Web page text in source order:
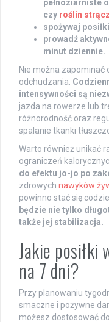
pełnoziarniste
czy roślin
spożywaj
prowadź
minut dziennie.
Nie można zapominać
odchudzania.
intensywności są
jazda na rowerze lub
różnorodność oraz
spalanie tkanki
Warto również unikać
ograniczeń
do efektu jo-jo po
zdrowych nawyków
powinno stać się
będzie nie tylko
także jej stabilizacja.
Jakie posiłki
na 7 dni?
Przy planowaniu
smaczne i pożywne
możesz dostosować